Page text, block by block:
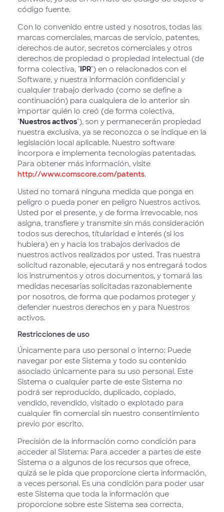
código fuente.
Con lo convenido entre usted y nosotros, todas las
marcas comerciales, marcas de servicio, patentes,
derechos de autor, secretos comerciales y otros
derechos de propiedad o propiedad intelectual (de
forma colectiva, "IPR") en o relacionados con el
Software, y nuestra información confidencial y
cualquier trabajo derivado (como se define a
continuación) para cualquiera de lo anterior sin
importar quién lo creó (de forma colectiva,
"Nuestros activos"), son y permanecerán propiedad
nuestra exclusiva, ya se reconozca o se indique en la
legislación local aplicable. Nuestro software
incorpora e implementa tecnologías patentadas.
Para obtener más información, visite
http://www.comscore.com/patents.
Usted no tomará ninguna medida que ponga en
peligro o pueda poner en peligro Nuestros activos.
Usted por el presente, y de forma irrevocable, nos
asigna, transfiere y transmite sin más consideración
todos sus derechos, títularidad e interés (si los
hubiera) en y hacia los trabajos derivados de
nuestros activos realizados por usted. Tras nuestra
solicitud razonable, ejecutará y nos entregará todos
los instrumentos y otros documentos, y tomará las
medidas necesarias solicitadas razonablemente
por nosotros, de forma que podamos proteger y
defender nuestros derechos en y para Nuestros
activos.
Restricciones de uso
Únicamente para uso personal o interno: Puede
navegar por este Sistema y todo su contenido
asociado únicamente para su uso personal. Este
Sistema o cualquier parte de este Sistema no
podrá ser reproducido, duplicado, copiado,
vendido, revendido, visitado o explotado para
cualquier fin comercial sin nuestro consentimiento
previo por escrito.
Precisión de la información como condición para
acceder al Sistema: Para acceder a partes de este
Sistema o a algunos de los recursos que ofrece,
quizá se le pida que proporcione cierta información,
a veces personal. Es una condición para poder usar
este Sistema que toda la información que
proporcione sobre este Sistema sea correcta,